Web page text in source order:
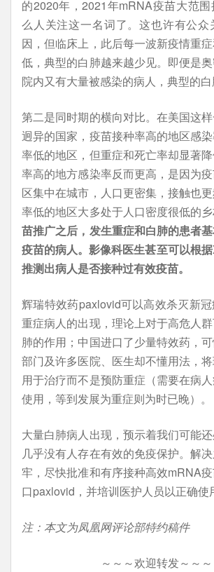
的2020年，2021年mRNA疫苗大范
么人关注这一名词了。这也许有公众
因，但临床上，此后每一波新疫情重
低，典型的白肺越来越少见。即便是
院内又有大量被感染的病人，典型的白
第二是同时期的横向对比。在美国这
迥异的国家，疫苗接种率高的地区感
率低的地区，但重症和死亡率却显著
率高的地方感染率反而更高，是因为
区集中在城市，人口更密集，接触也
率低的地区大多处于人口密度很低的乡
苗推广之后，发生重症和白肺的患者
疫苗的病人。影像科医生甚至可以根据
推测出病人是否接种过有效疫苗。
辉瑞特效药paxlovid可以高效杀灭新
重症病人的出现，理论上对于高危人
肺的作用；中国进口了少量特效药，
部门及许多医院、医生却不懂用法，
用于治疗而不是预防重症（需要在病
使用，等到发展为重症则为时已晚）。
大量白肺病人出现，预示着我们可能
几乎没有人存在有效的免疫保护。解
牢，尽快批准和有序接种高效mRNA
口paxlovid，并培训医护人员以正确使
注：本文为凤凰网评论部特约稿件
～～～欢迎转发～～～